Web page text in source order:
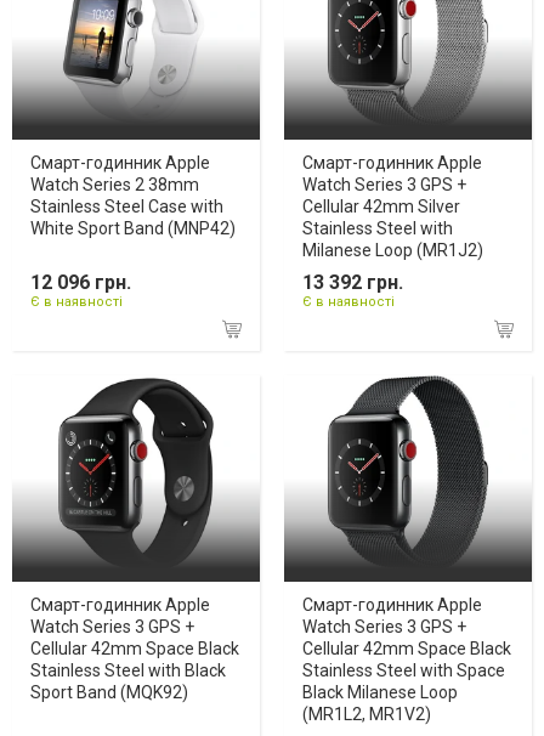
Смарт-годинник Apple
Watch Series 2 38mm
Stainless Steel Case with
White Sport Band (MNP42)
12 096 грн.
Є в наявності
Смарт-годинник Apple
Watch Series 3 GPS +
Cellular 42mm Silver
Stainless Steel with
Milanese Loop (MR1J2)
13 392 грн.
Є в наявності
Смарт-годинник Apple
Watch Series 3 GPS +
Cellular 42mm Space Black
Stainless Steel with Black
Sport Band (MQK92)
Смарт-годинник Apple
Watch Series 3 GPS +
Cellular 42mm Space Black
Stainless Steel with Space
Black Milanese Loop
(MR1L2, MR1V2)